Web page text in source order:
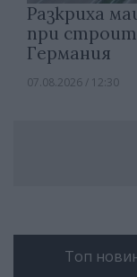
Разкриха
при
Германия
07.08.2026 / 12:30
Топ